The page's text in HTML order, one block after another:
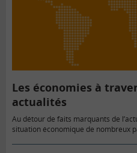
Les économies à
actualités
Au détour de faits marquants de
situation économique de nombreux